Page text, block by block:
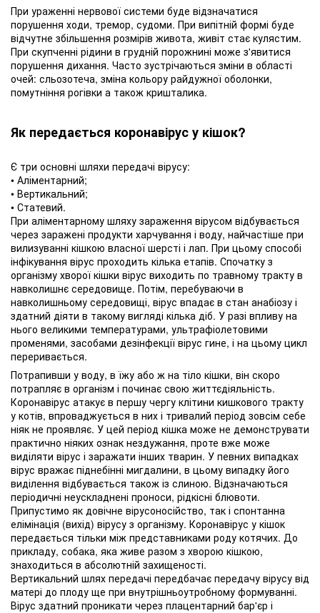
При ураженні нервової системи буде відзначатися
порушення ходи, тремор, судоми. При випітній формі буде
відчутне збільшення розмірів живота, живіт стає кулястим.
При скупченні рідини в грудній порожнині може з'явитися
порушення дихання. Часто зустрічаються зміни в області
очей: сльозотеча, зміна кольору райдужної оболонки,
помутніння рогівки а також кришталика.
Як передається коронавірус у кішок?
Є три основні шляхи передачі вірусу:
• Аліментарний;
• Вертикальний;
• Статевий.
При аліментарному шляху зараження вірусом відбувається
через заражені продукти харчування і воду, найчастіше при
вилизуванні кішкою власної шерсті і лап. При цьому способі
інфікування вірус проходить кілька етапів. Спочатку з
організму хворої кішки вірус виходить по травному тракту в
навколишнє середовище. Потім, перебуваючи в
навколишньому середовищі, вірус впадає в стан анабіозу і
здатний діяти в такому вигляді кілька діб. У разі впливу на
нього великими температурами, ультрафіолетовими
променями, засобами дезінфекції вірус гине, і на цьому цикл
переривається.
Потрапивши у воду, в їжу або ж на тіло кішки, він скоро
потрапляє в організм і починає свою життєдіяльність.
Коронавірус атакує в першу чергу клітини кишкового тракту
у котів, впроваджується в них і тривалий період зовсім себе
ніяк не проявляє. У цей період кішка може не демонструвати
практично ніяких ознак нездужання, проте вже може
виділяти вірус і заражати інших тварин. У певних випадках
вірус вражає піднебінні мигдалини, в цьому випадку його
виділення відбувається також із слиною. Відзначаються
періодичні неускладнені проноси, рідкісні блювоти.
Припустимо як довічне вірусоносійство, так і спонтанна
елімінація (вихід) вірусу з організму. Коронавірус у кішок
передається тільки між представниками роду котячих. До
прикладу, собака, яка живе разом з хворою кішкою,
знаходиться в абсолютній захищеності.
Вертикальний шлях передачі передбачає передачу вірусу від
матері до плоду ще при внутрішньоутробному формуванні.
Вірус здатний проникати через плацентарний бар'єр і